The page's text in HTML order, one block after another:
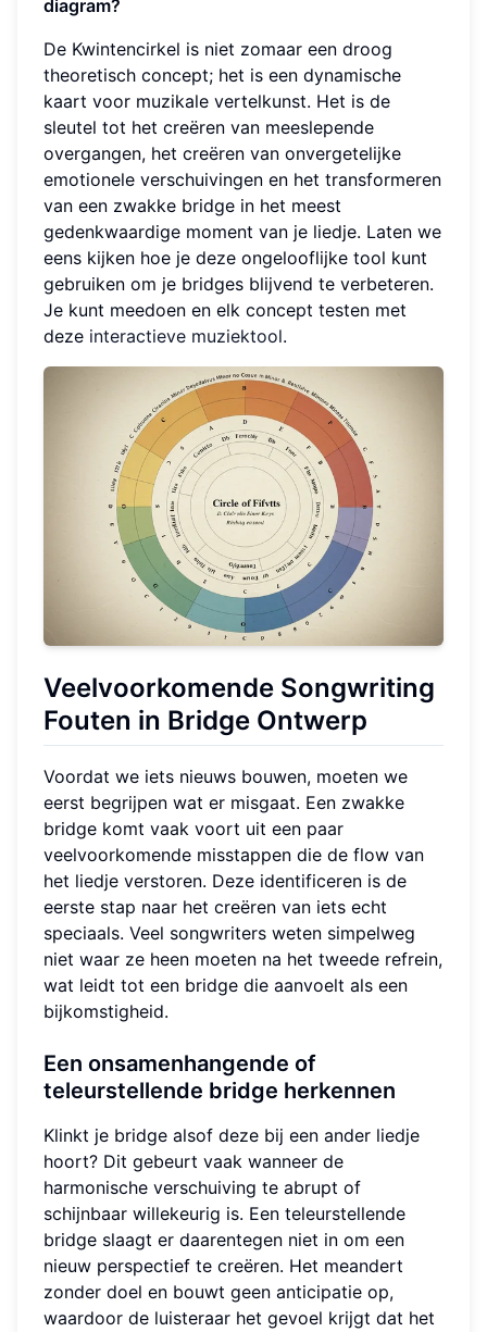
diagram?
De Kwintencirkel is niet zomaar een droog
theoretisch concept; het is een dynamische
kaart voor muzikale vertelkunst. Het is de
sleutel tot het creëren van meeslepende
overgangen, het creëren van onvergetelijke
emotionele verschuivingen en het transformeren
van een zwakke bridge in het meest
gedenkwaardige moment van je liedje. Laten we
eens kijken hoe je deze ongelooflijke tool kunt
gebruiken om je bridges blijvend te verbeteren.
Je kunt meedoen en elk concept testen met
deze interactieve muziektool.
Veelvoorkomende Songwriting
Fouten in Bridge Ontwerp
Voordat we iets nieuws bouwen, moeten we
eerst begrijpen wat er misgaat. Een zwakke
bridge komt vaak voort uit een paar
veelvoorkomende misstappen die de flow van
het liedje verstoren. Deze identificeren is de
eerste stap naar het creëren van iets echt
speciaals. Veel songwriters weten simpelweg
niet waar ze heen moeten na het tweede refrein,
wat leidt tot een bridge die aanvoelt als een
bijkomstigheid.
Een onsamenhangende of
teleurstellende bridge herkennen
Klinkt je bridge alsof deze bij een ander liedje
hoort? Dit gebeurt vaak wanneer de
harmonische verschuiving te abrupt of
schijnbaar willekeurig is. Een teleurstellende
bridge slaagt er daarentegen niet in om een
nieuw perspectief te creëren. Het meandert
zonder doel en bouwt geen anticipatie op,
waardoor de luisteraar het gevoel krijgt dat het